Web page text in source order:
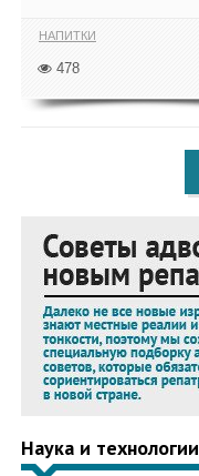
НАПИТКИ
478
Наука и технологии